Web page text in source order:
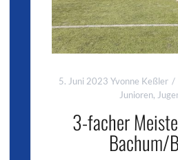
5. Juni 2023 Yvonne Keßler
Junioren,
3-facher
Bachum/